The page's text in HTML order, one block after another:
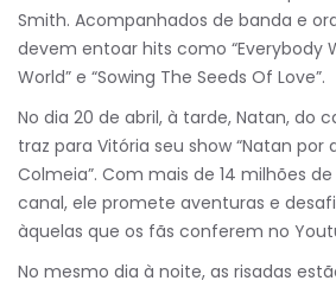
Smith. Acompanhados de banda e
devem entoar hits como “Everybody
World” e “Sowing The Seeds Of Love”.
No dia 20 de abril, à tarde, Natan, do
traz para Vitória seu show “Natan por
Colmeia”. Com mais de 14 milhões
canal, ele promete aventuras e
àquelas que os fãs conferem no
No mesmo dia à noite, as risadas